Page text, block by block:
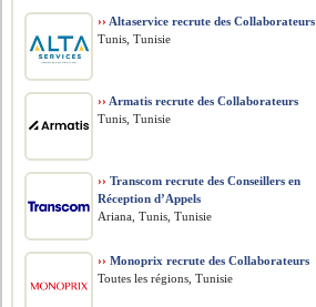
›› Altaservice recrute des Collaborateurs
Tunis, Tunisie
›› Armatis recrute des Collaborateurs
Tunis, Tunisie
›› Transcom recrute des Conseillers en
Réception d’Appels
Ariana, Tunis, Tunisie
›› Monoprix recrute des Collaborateurs
Toutes les régions, Tunisie